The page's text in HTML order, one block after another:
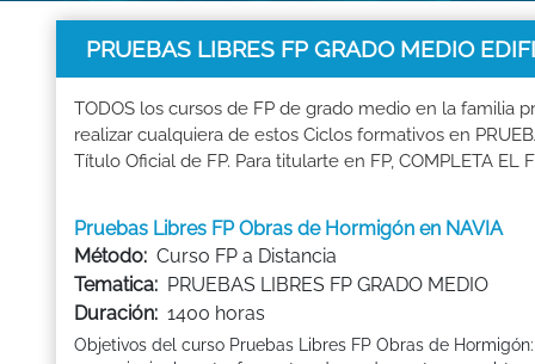
PRUEBAS LIBRES FP GRADO MEDIO
TODOS los cursos de FP de grado medio en la familia
realizar cualquiera de estos Ciclos formativos en
Título Oficial de FP. Para titularte en FP, COMPLETA
Pruebas Libres FP Obras de Hormigón en NAVIA
Método: Curso FP a Distancia
Tematica: PRUEBAS LIBRES FP GRADO MEDIO
Duración: 1400 horas
Objetivos del curso Pruebas Libres FP Obras de